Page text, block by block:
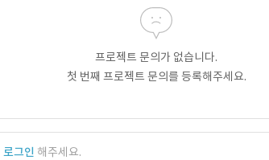
프로젝트 문의가 없습니다.
첫 번째 프로젝트 문의를 등록해주세요.
로그인 해주세요.